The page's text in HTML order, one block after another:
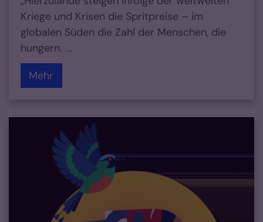
Kriege und Krisen die Spritpreise – im
globalen Süden die Zahl der Menschen, die
hungern. ...
Mehr